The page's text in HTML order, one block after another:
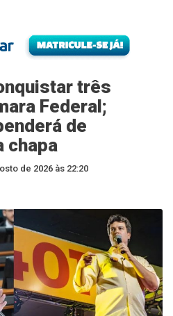
três
Federal;
de
chapa
de 2026 às 22:20